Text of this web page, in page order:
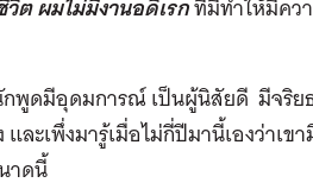
ต ผมไม่มีงานอดิเรกที่มีทำให้มีคว
พูดมีอุดมการณ์ เป็นผู้นิสัยดี มีจริย
ละเพึ่งมารู้เมื่อไม่กี่ปีมานี้เองว่าเ
าดนี้